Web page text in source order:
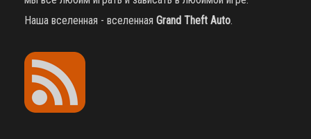
Наша вселенная - вселенная Grand Theft Auto.